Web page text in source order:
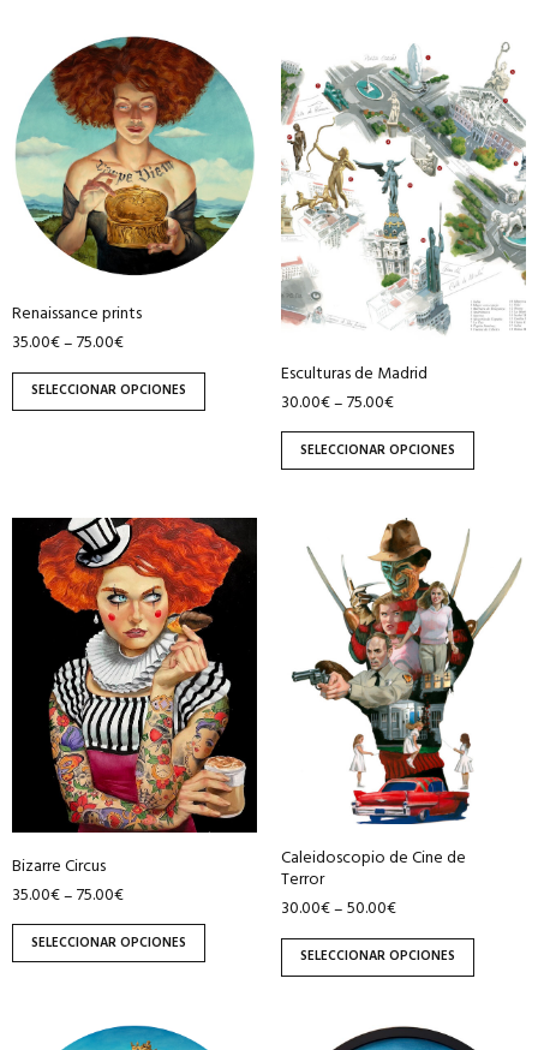
Renaissance prints
35.00€–75.00€
SELECCIONAR OPCIONES
producto
tiene
múltiples
variantes.
Las
opciones
elegir
en
la
página
Esculturas de Madrid
30.00€–75.00€
SELECCIONAR OPCIONES
producto
tiene
múltiples
variantes.
Las
opciones
se
pueden
elegir
la
página
de
producto
Bizarre Circus
35.00€–75.00€
SELECCIONAR OPCIONES
Este
producto
tiene
múltiples
variantes.
opciones
pueden
en
la
página
de
producto
Caleidoscopio de Cine de
Terror
30.00€–50.00€
SELECCIONAR OPCIONES
producto
múltiples
variantes.
Las
opciones
la
página
de
producto